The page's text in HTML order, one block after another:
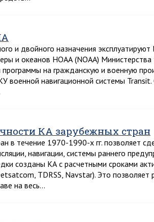
и двойного назначения
и океанов НОАА (NOAA)
на гражданскую и военную
военной навигационной системы
КА зарубежных стран
в течение 1970-1990-х гг. позволяет
навигации, системы раннего
созданы КА с расчетными сроками
TDRSS, Navstar). Это позволяет
на весь…